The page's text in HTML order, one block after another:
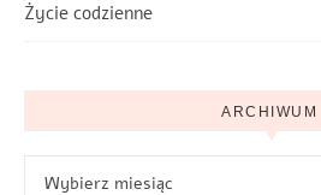
Życie codzienne
ARCHIWUM